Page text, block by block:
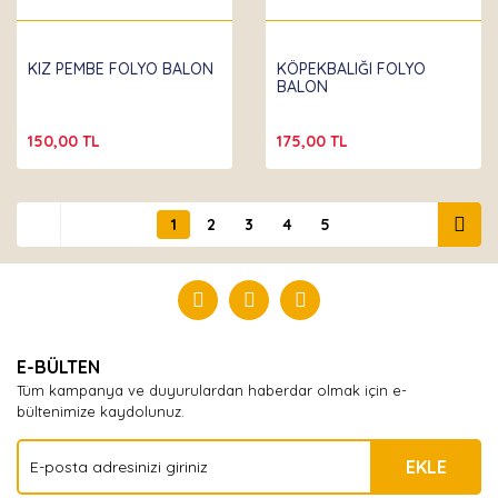
KIZ PEMBE FOLYO BALON
150,00 TL
KÖPEKBALIĞI FOLYO
BALON
175,00 TL
1 2 3 4 5
E-BÜLTEN
Tüm kampanya ve duyurulardan haberdar olmak için e-
bültenimize kaydolunuz.
EKLE